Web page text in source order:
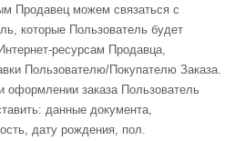
Продавец можем связаться с
которые Пользователь будет
ресурсам Продавца,
Пользователю/Покупателю Заказа.
оформлении заказа Пользователь
данные документа,
дату рождения, пол.